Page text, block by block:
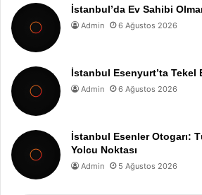
İstanbul’da Ev Sahibi
Admin 6 Ağustos 2026
İstanbul Esenyurt’ta Tekel
Admin 6 Ağustos 2026
İstanbul Esenler Otogarı:
Yolcu Noktası
Admin 5 Ağustos 2026